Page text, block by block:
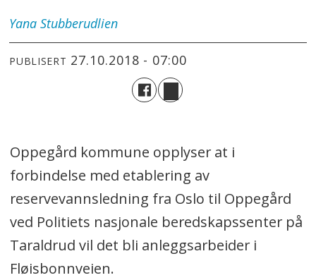
Yana Stubberudlien
PUBLISERT 27.10.2018 - 07:00
Oppegård kommune opplyser at i
forbindelse med etablering av
reservevannsledning fra Oslo til Oppegård
ved Politiets nasjonale beredskapssenter på
Taraldrud vil det bli anleggsarbeider i
Fløisbonnveien.